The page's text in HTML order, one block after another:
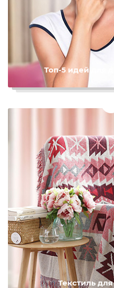
Топ-5 идей для
Текстиль